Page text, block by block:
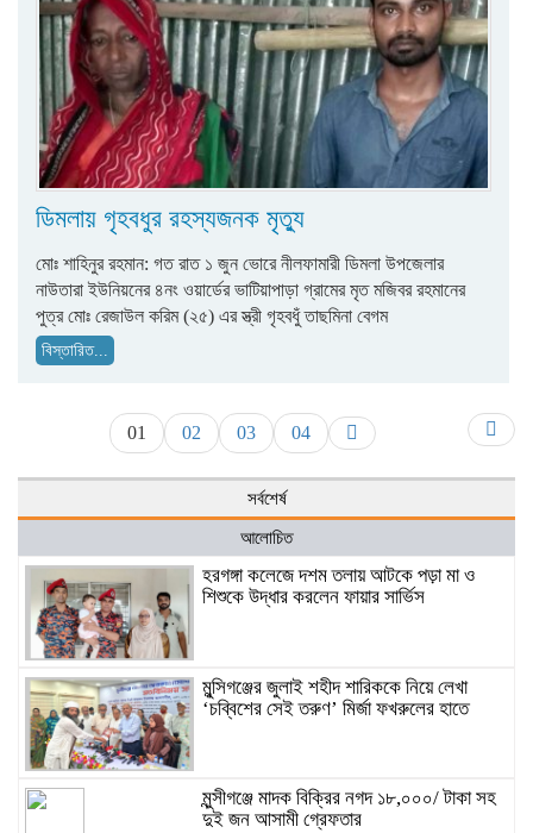
ডিমলায় গৃহবধুর রহস্যজনক মৃত্যু
মোঃ শাহিনুর রহমান: গত রাত ১ জুন ভোরে নীলফামারী ডিমলা উপজেলার
নাউতারা ইউনিয়নের ৪নং ওয়ার্ডের ভাটিয়াপাড়া গ্রামের মৃত মজিবর রহমানের
পুত্র মোঃ রেজাউল করিম (২৫) এর স্ত্রী গৃহবধুঁ তাছমিনা বেগম
বিস্তারিত...
01 02 03 04
সর্বশের্ষ
আলোচিত
হরগঙ্গা কলেজে দশম তলায় আটকে পড়া মা ও
শিশুকে উদ্ধার করলেন ফায়ার সার্ভিস
মুন্সিগঞ্জের জুলাই শহীদ শারিককে নিয়ে লেখা
‘চব্বিশের সেই তরুণ’ মির্জা ফখরুলের হাতে
মুন্সীগঞ্জে মাদক বিক্রির নগদ ১৮,০০০/ টাকা সহ
দুই জন আসামী গ্রেফতার